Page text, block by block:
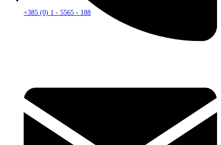
+385 (0) 1 - 5565 - 188